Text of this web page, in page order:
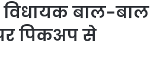
विधायक बाल-बाल
पिकअप से